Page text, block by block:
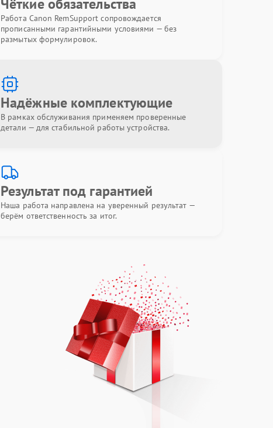
Чёткие обязательства
Работа Canon RemSupport сопровождается
прописанными гарантийными условиями — без
размытых формулировок.
Надёжные комплектующие
В рамках обслуживания применяем проверенные
детали — для стабильной работы устройства.
Результат под гарантией
Наша работа направлена на уверенный результат —
берём ответственность за итог.